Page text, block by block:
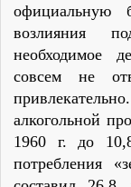
официальную
возлияния
необходимое
совсем не
алкогольной
1960 г. до
потребления